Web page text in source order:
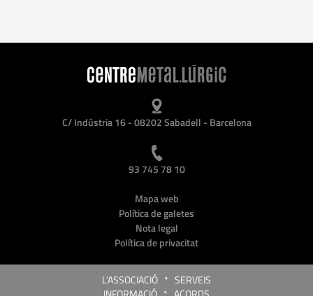
C/ Indústria 16 - 08202 Sabadell - Barcelona
93 745 78 10
Mapa web
Política de galetes
Nota legal
Política de privacitat
L'ASSOCIACIÓ * SERVEIS